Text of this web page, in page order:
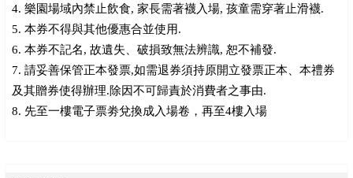
4. 樂園場域內禁止飲食, 家長需著襪入場, 孩童需穿著止滑襪.
5. 本券不得與其他優惠合並使用.
6. 本券不記名, 故遺失、破損致無法辨識, 恕不補發.
7. 請妥善保管正本發票,如需退券須持原開立發票正本、本禮券
及其贈券使得辦理.除因不可歸責於消費者之事由.
8. 先至一樓電子票劵兌換成入場卷，再至4樓入場